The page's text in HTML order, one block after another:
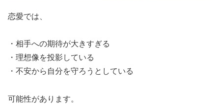
恋愛では、
・相手への期待が大きすぎる
・理想像を投影している
・不安から自分を守ろうとしている
可能性があります。